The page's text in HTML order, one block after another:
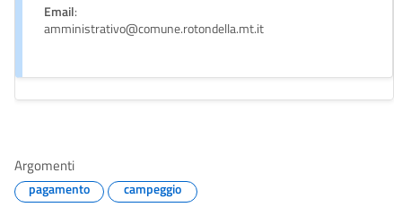
Email:
amministrativo@comune.rotondella.mt.it
Argomenti
pagamento campeggio